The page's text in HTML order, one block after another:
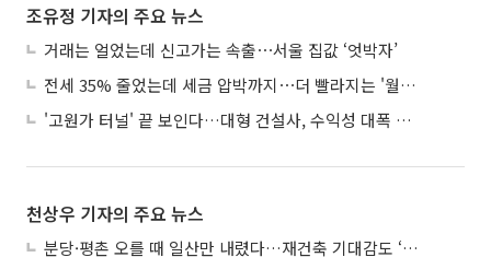
조유정 기자의 주요 뉴스
거래는 얼었는데 신고가는 속출⋯서울 집값 ‘엇박자’
전세 35% 줄었는데 세금 압박까지⋯더 빨라지는 '월세화'
'고원가 터널' 끝 보인다…대형 건설사, 수익성 대폭 개선
천상우 기자의 주요 뉴스
분당·평촌 오를 때 일산만 내렸다…재건축 기대감도 ‘무색’